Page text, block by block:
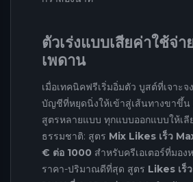
ตัวเร่งแบบเสียค่าใช้จ่า
เพดาน
เมื่อเทคนิคฟรีเริ่มอิ่มตัว บูสต์ที่เจาะ
บัญชีที่หยุดนิ่งให้เข้าสู่เส้นทางขาขึ้
สูตรหลายแบบ ทุกแบบออกแบบให้เลี
ธรรมชาติ: สูตร Mix Likes เร็ว
€ ต่อ 1000 สำหรับครีเอเตอร์ที่มอง
ราคา-ปริมาณดีที่สุด สูตร Likes เร็